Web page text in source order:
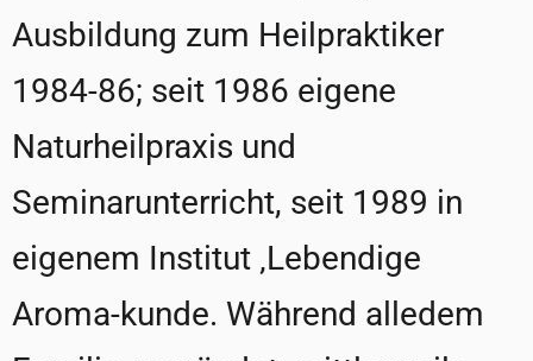
Ausbildung zum Heilpraktiker
1984-86; seit 1986 eigene
Naturheilpraxis und
Seminarunterricht, seit 1989 in
eigenem Institut ‚Lebendige
Aroma-kunde. Während alledem